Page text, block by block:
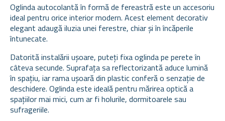
Oglinda autocolantă în formă de fereastră este un accesoriu
ideal pentru orice interior modern. Acest element decorativ
elegant adaugă iluzia unei ferestre, chiar și în încăperile
întunecate.
Datorită instalării ușoare, puteți fixa oglinda pe perete în
câteva secunde. Suprafața sa reflectorizantă aduce lumină
în spațiu, iar rama ușoară din plastic conferă o senzație de
deschidere. Oglinda este ideală pentru mărirea optică a
spațiilor mai mici, cum ar fi holurile, dormitoarele sau
sufrageriile.